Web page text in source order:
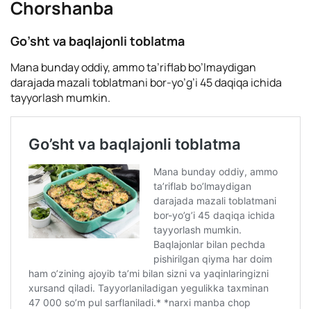
Chorshanba
Go’sht va baqlajonli toblatma
Mana bunday oddiy, ammo ta’riflab bo’lmaydigan
darajada mazali toblatmani bor-yo’g’i 45 daqiqa ichida
tayyorlash mumkin.